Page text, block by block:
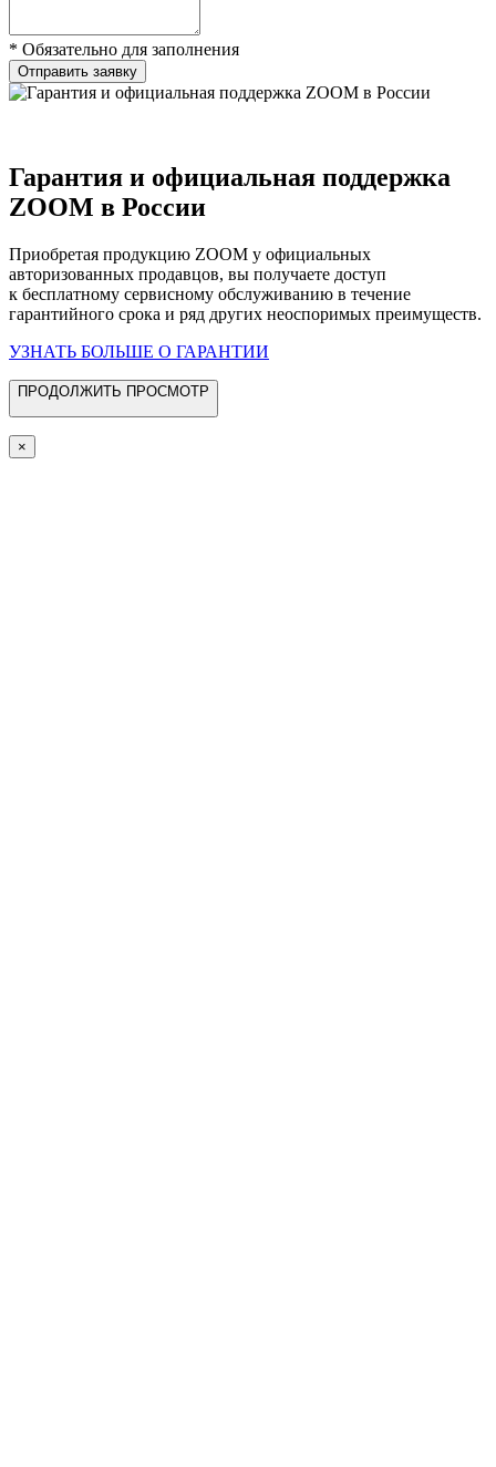
* Обязательно для заполнения
Отправить заявку
Гарантия и официальная поддержка
ZOOM в России
Приобретая продукцию ZOOM у официальных
авторизованных продавцов, вы получаете доступ
к бесплатному сервисному обслуживанию в течение
гарантийного срока и ряд других неоспоримых преимуществ.
УЗНАТЬ БОЛЬШЕ О ГАРАНТИИ
ПРОДОЛЖИТЬ ПРОСМОТР
×